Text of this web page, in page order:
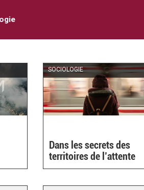
SOCIOLOGIE
Dans les secrets des
territoires de l’attente